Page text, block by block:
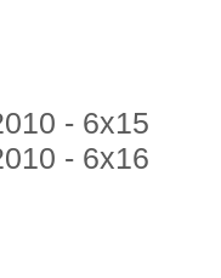
- 6x15
- 6x16